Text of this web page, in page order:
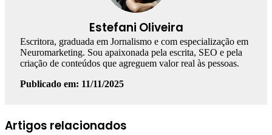
Estefani Oliveira
Escritora, graduada em Jornalismo e com especialização em
Neuromarketing. Sou apaixonada pela escrita, SEO e pela
criação de conteúdos que agreguem valor real às pessoas.
Publicado em: 11/11/2025
Facebook
Linkedin
WhatsApp
Telegram
Artigos relacionados